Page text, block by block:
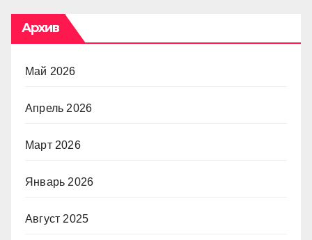
Архив
Май 2026
Апрель 2026
Март 2026
Январь 2026
Август 2025